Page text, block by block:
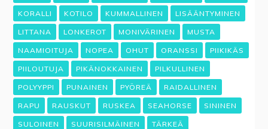
KORALLI KOTILO KUMMALLINEN LISÄÄNTYMINEN
LITTANA LONKEROT MONIVÄRINEN MUSTA
NAAMIOITUJA NOPEA OHUT ORANSSI PIIKIKÄS
PIILOUTUJA PIKÄNOKKAINEN PILKULLINEN
POLYYPPI PUNAINEN PYÖREÄ RAIDALLINEN
RAPU RAUSKUT RUSKEA SEAHORSE SININEN
SULOINEN SUURISILMÄINEN TÄRKEÄ